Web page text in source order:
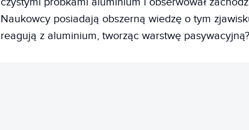
Naukowcy posiadają obszerną wiedzę o tym
reagują z aluminium, tworząc warstwę